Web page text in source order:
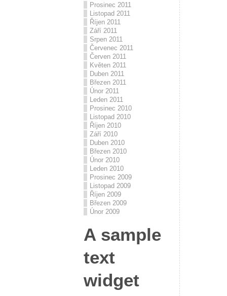
Prosinec 2011
Listopad 2011
Říjen 2011
Září 2011
Srpen 2011
Červenec 2011
Červen 2011
Květen 2011
Duben 2011
Březen 2011
Únor 2011
Leden 2011
Prosinec 2010
Listopad 2010
Říjen 2010
Září 2010
Duben 2010
Březen 2010
Únor 2010
Leden 2010
Prosinec 2009
Listopad 2009
Říjen 2009
Březen 2009
Únor 2009
A sample
text
widget